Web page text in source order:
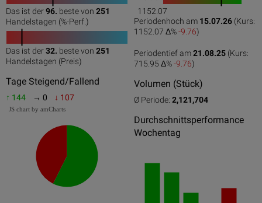
Das ist der96. beste von 251
Handelstagen (%-Perf.)
Das ist der32. beste von 251
Handelstagen (Preis)
Tage Steigend/Fallend
↑ 144 → 0 ↓ 107
JS chart by amCharts
100
1152.07
Periodenhoch am 15.07.26 (Kurs:
1152.07 Δ%-9.76)
Periodentief am21.08.25 (Kurs:
715.95 Δ%-9.76)
Volumen (Stück)
Ø Periode: 2,121,704
Durchschnittsperformance
Wochentag